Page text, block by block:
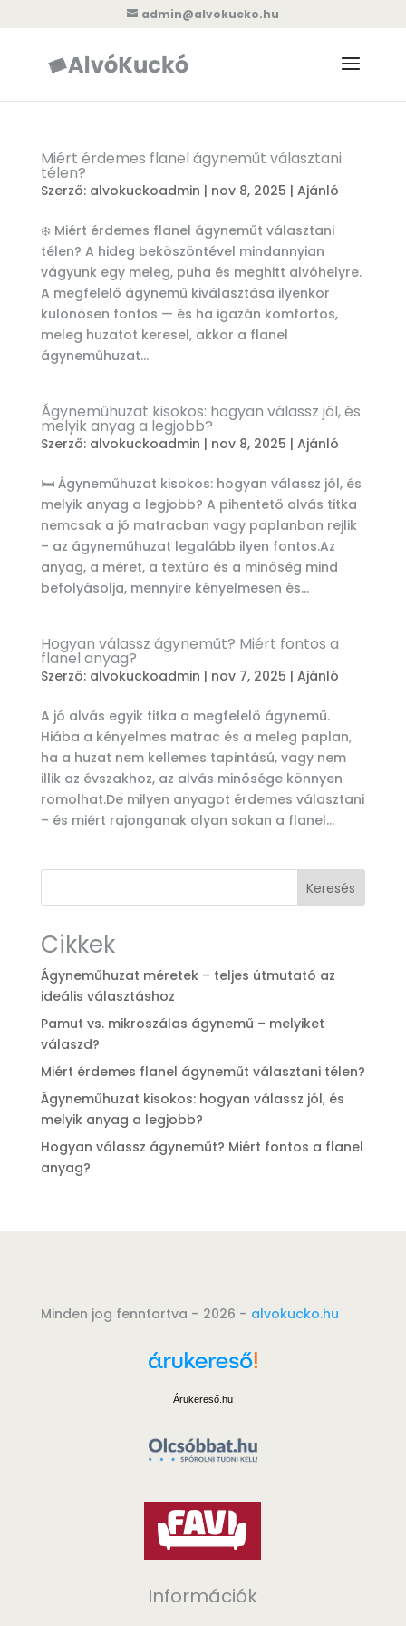
admin@alvokucko.hu
Miért érdemes flanel ágyneműt választani
télen?
Szerző: alvokuckoadmin | nov 8, 2025 | Ajánló
❄️ Miért érdemes flanel ágyneműt választani
télen? A hideg beköszöntével mindannyian
vágyunk egy meleg, puha és meghitt alvóhelyre.
A megfelelő ágynemű kiválasztása ilyenkor
különösen fontos — és ha igazán komfortos,
meleg huzatot keresel, akkor a flanel
ágyneműhuzat...
Ágyneműhuzat kisokos: hogyan válassz jól, és
melyik anyag a legjobb?
Szerző: alvokuckoadmin | nov 8, 2025 | Ajánló
🛏️ Ágyneműhuzat kisokos: hogyan válassz jól, és
melyik anyag a legjobb? A pihentető alvás titka
nemcsak a jó matracban vagy paplanban rejlik
– az ágyneműhuzat legalább ilyen fontos.Az
anyag, a méret, a textúra és a minőség mind
befolyásolja, mennyire kényelmesen és...
Hogyan válassz ágyneműt? Miért fontos a
flanel anyag?
Szerző: alvokuckoadmin | nov 7, 2025 | Ajánló
A jó alvás egyik titka a megfelelő ágynemű.
Hiába a kényelmes matrac és a meleg paplan,
ha a huzat nem kellemes tapintású, vagy nem
illik az évszakhoz, az alvás minősége könnyen
romolhat.De milyen anyagot érdemes választani
– és miért rajonganak olyan sokan a flanel...
Keresés
Cikkek
Ágyneműhuzat méretek – teljes útmutató az
ideális választáshoz
Pamut vs. mikroszálas ágynemű – melyiket
válaszd?
Miért érdemes flanel ágyneműt választani télen?
Ágyneműhuzat kisokos: hogyan válassz jól, és
melyik anyag a legjobb?
Hogyan válassz ágyneműt? Miért fontos a flanel
anyag?
Minden jog fenntartva – 2026 – alvokucko.hu
Árukereső.hu
Információk